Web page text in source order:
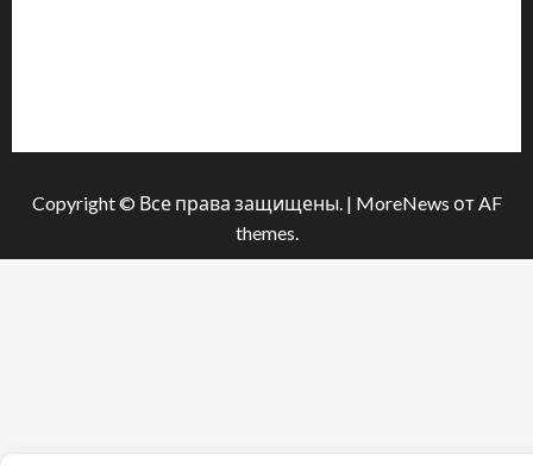
Copyright © Все права защищены. | MoreNews от AF
themes.